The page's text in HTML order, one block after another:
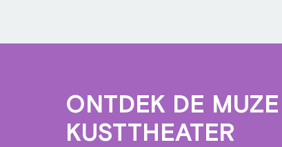
ONTDEK DE
KUSTTHEATER